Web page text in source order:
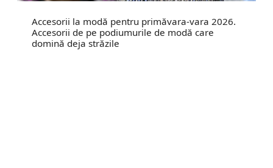
Accesorii la modă pentru primăvara-vara 2026.
Accesorii de pe podiumurile de modă care
domină deja străzile